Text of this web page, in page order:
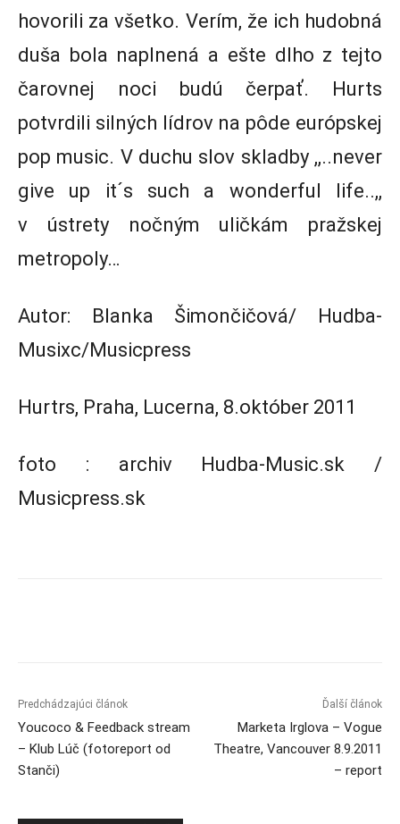
hovorili za všetko. Verím, že ich hudobná
duša bola naplnená a ešte dlho z tejto
čarovnej noci budú čerpať. Hurts
potvrdili silných lídrov na pôde európskej
pop music. V duchu slov skladby ,,..never
give up it´s such a wonderful life..,,
v ústrety nočným uličkám pražskej
metropoly…
Autor: Blanka Šimončičová/ Hudba-
Musixc/Musicpress
Hurtrs, Praha, Lucerna, 8.október 2011
foto : archiv Hudba-Music.sk /
Musicpress.sk
Predchádzajúci článok
Youcoco & Feedback stream
– Klub Lúč (fotoreport od
Stanči)
Ďalší článok
Marketa Irglova – Vogue
Theatre, Vancouver 8.9.2011
– report